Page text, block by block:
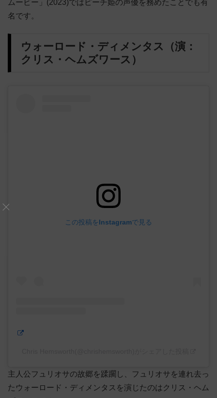
ムービー」(2023)ではピーチ姫の声優を務めたことでも有
名です。
ウォーロード・ディメンタス（演：
クリス・ヘムズワース）
この投稿をInstagramで見る
主人公フュリオサの故郷を蹂躙し、フュリオサを連れ去っ
たウォーロード・ディメンタスを演じたのはクリス・ヘム